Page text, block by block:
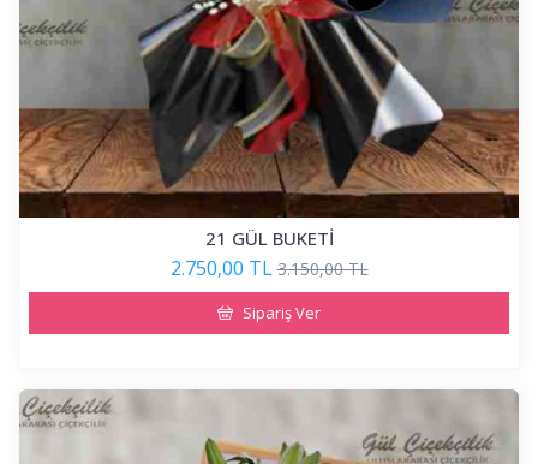
21 GÜL BUKETİ
2.750,00 TL 3.150,00 TL
Sipariş Ver